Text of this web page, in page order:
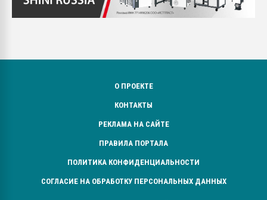
О ПРОЕКТЕ
КОНТАКТЫ
РЕКЛАМА НА САЙТЕ
ПРАВИЛА ПОРТАЛА
ПОЛИТИКА КОНФИДЕНЦИАЛЬНОСТИ
СОГЛАСИЕ НА ОБРАБОТКУ ПЕРСОНАЛЬНЫХ ДАННЫХ